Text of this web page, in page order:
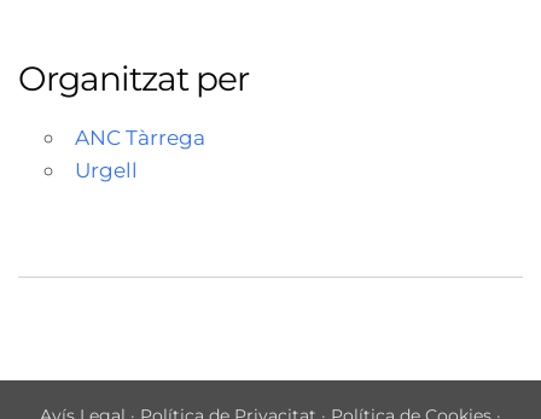
Organitzat per
ANC Tàrrega
Urgell